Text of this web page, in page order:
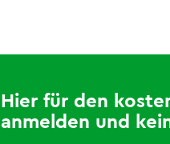
Hier für den
anmelden und